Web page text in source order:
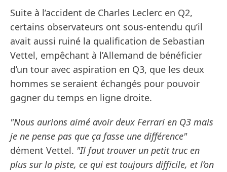
Suite à l’accident de Charles Leclerc en Q2,
certains observateurs ont sous-entendu qu’il
avait aussi ruiné la qualification de Sebastian
Vettel, empêchant à l’Allemand de bénéficier
d’un tour avec aspiration en Q3, que les deux
hommes se seraient échangés pour pouvoir
gagner du temps en ligne droite.
"Nous aurions aimé avoir deux Ferrari en Q3 mais
je ne pense pas que ça fasse une différence"
dément Vettel. "Il faut trouver un petit truc en
plus sur la piste, ce qui est toujours difficile, et l’on